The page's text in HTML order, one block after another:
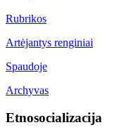
Rubrikos
Artėjantys renginiai
Spaudoje
Archyvas
Etnosocializacija